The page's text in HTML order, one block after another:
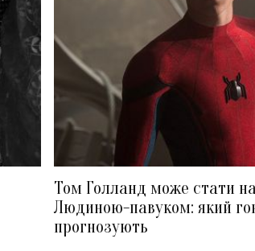
Том Голланд може стати
Людиною-павуком: який
прогнозують